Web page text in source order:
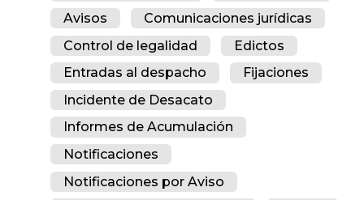
Avisos
Comunicaciones jurídicas
Control de legalidad
Edictos
Entradas al despacho
Fijaciones
Incidente de Desacato
Informes de Acumulación
Notificaciones
Notificaciones por Aviso